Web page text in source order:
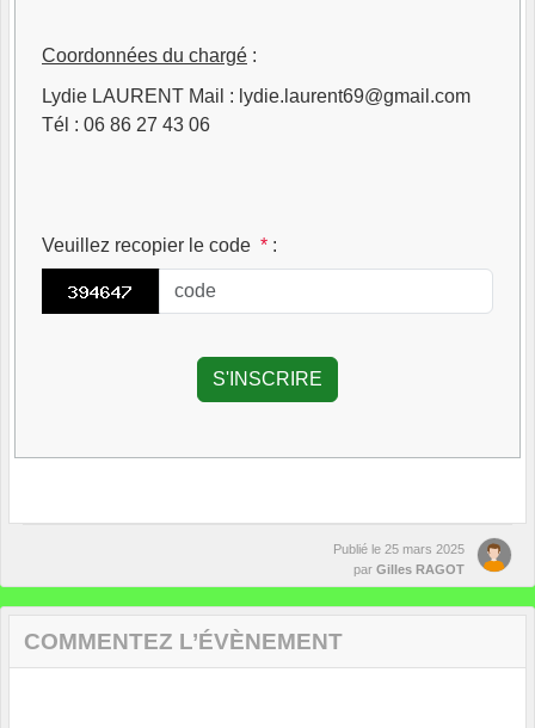
Coordonnées du chargé :
Lydie LAURENT Mail : lydie.laurent69@gmail.com
Tél : 06 86 27 43 06
Veuillez recopier le code * :
Publié le 25 mars 2025
par Gilles RAGOT
COMMENTEZ L’ÉVÈNEMENT